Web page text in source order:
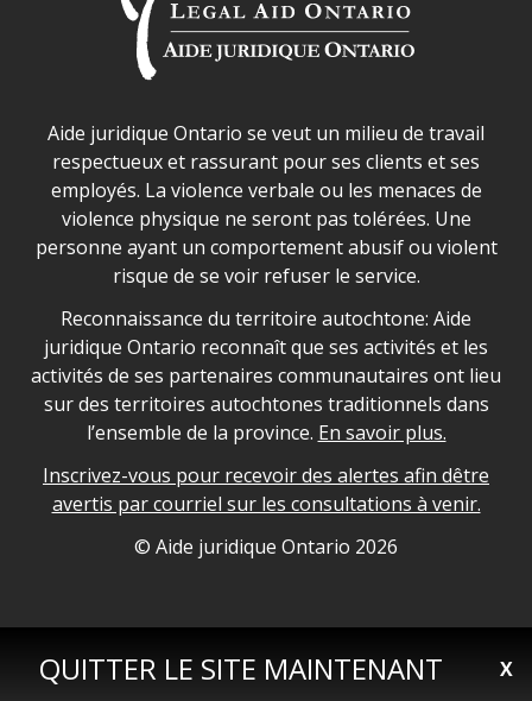
QUITTER LE SITE MAINTENANT X
Déclaration sur la sécurité dans les locaux d'AJO.
Aide juridique Ontario se veut un milieu de travail
respectueux et rassurant pour ses clients et ses
employés. La violence verbale ou les menaces de
violence physique ne seront pas tolérées. Une
personne ayant un comportement abusif ou violent
risque de se voir refuser le service.
Legal Aid Ontario land acknowledgement
Reconnaissance du territoire autochtone: Aide
juridique Ontario reconnaît que ses activités et les
activités de ses partenaires communautaires ont lieu
sur des territoires autochtones traditionnels dans
l’ensemble de la province. En savoir plus.
Inscrivez-vous pour recevoir des alertes afin dêtre
avertis par courriel sur les consultations à venir.
Legal Aid Ontario copyright information
© Aide juridique Ontario 2026